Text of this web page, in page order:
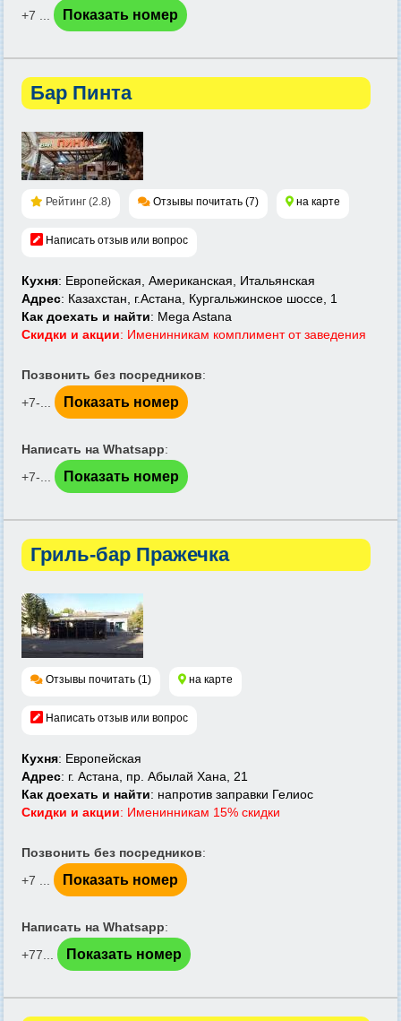
+7 ...
Показать номер
Бар Пинта
Рейтинг (2.8) Отзывы почитать (7) на карте
Написать отзыв или вопрос
Кухня: Европейская, Американская, Итальянская
Адрес: Казахстан, г.Астана, Кургальжинское шоссе, 1
Как доехать и найти: Mega Astana
Скидки и акции: Именинникам комплимент от заведения
Позвонить без посредников:
+7-...
Показать номер
Написать на Whatsapp:
+7-...
Показать номер
Гриль-бар Пражечка
Отзывы почитать (1) на карте
Написать отзыв или вопрос
Кухня: Европейская
Адрес: г. Астана, пр. Абылай Хана, 21
Как доехать и найти: напротив заправки Гелиос
Скидки и акции: Именинникам 15% скидки
Позвонить без посредников:
+7 ...
Показать номер
Написать на Whatsapp:
+77...
Показать номер